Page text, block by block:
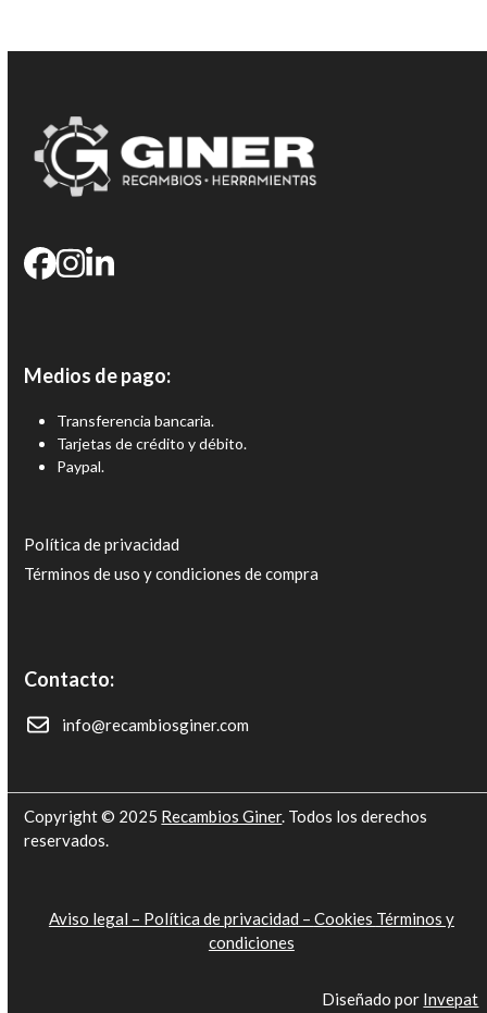
Medios de pago:
Transferencia bancaria.
Tarjetas de crédito y débito.
Paypal.
Política de privacidad
Términos de uso y condiciones de compra
Contacto:
info@recambiosginer.com
Copyright © 2025 Recambios Giner. Todos los derechos
reservados.
Aviso legal – Política de privacidad – Cookies Términos y
condiciones
Diseñado por Invepat